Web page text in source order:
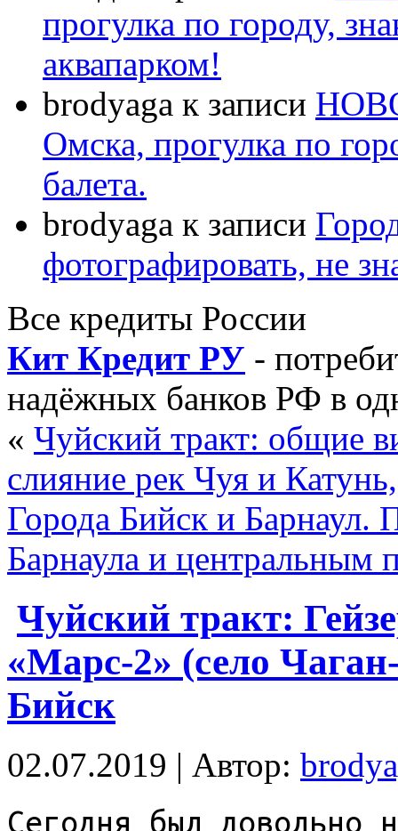
прогулка по городу,
аквапарком!
brodyaga к записи
Омска, прогулка по
балета.
brodyaga к записи
фотографировать, не
Все кредиты России
Кит Кредит РУ -
надёжных банков РФ в
« Чуйский тракт: общие
слияние рек Чуя и
Города Бийск и Барнаул.
Барнаула и центральным
Чуйский тракт:
«Марс-2» (село
Бийск
02.07.2019 | Автор:
Сегодня был довольно